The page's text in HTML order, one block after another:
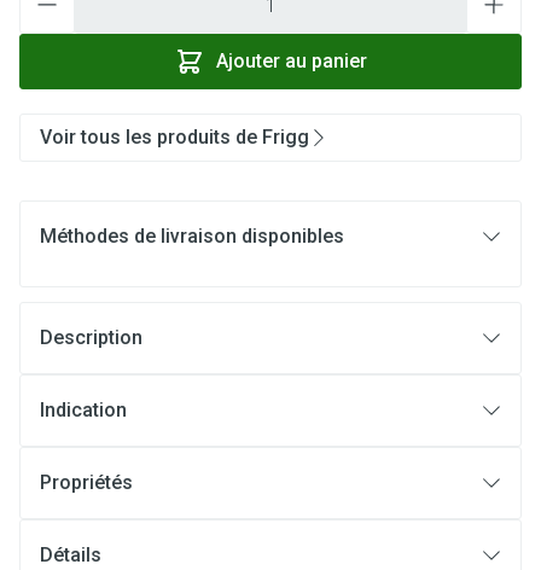
Ajouter au panier
Voir tous les produits de Frigg
Méthodes de livraison disponibles
Description
Indication
Propriétés
Détails